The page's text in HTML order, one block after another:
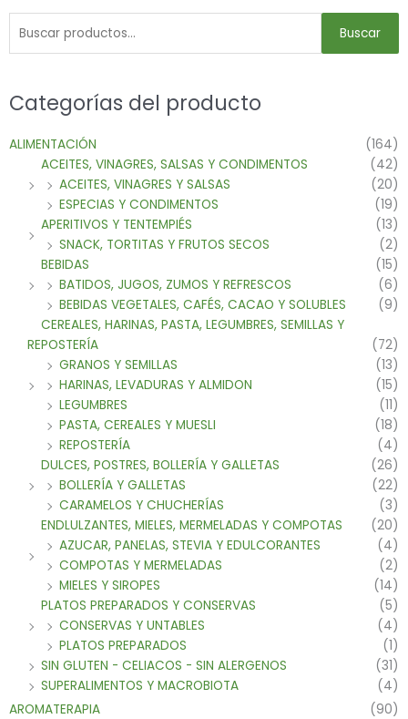
Buscar
Categorías del producto
ALIMENTACIÓN
(164)
ACEITES, VINAGRES, SALSAS Y CONDIMENTOS
(42)
ACEITES, VINAGRES Y SALSAS
(20)
ESPECIAS Y CONDIMENTOS
(19)
APERITIVOS Y TENTEMPIÉS
(13)
SNACK, TORTITAS Y FRUTOS SECOS
(2)
BEBIDAS
(15)
BATIDOS, JUGOS, ZUMOS Y REFRESCOS
(6)
BEBIDAS VEGETALES, CAFÉS, CACAO Y SOLUBLES
(9)
CEREALES, HARINAS, PASTA, LEGUMBRES, SEMILLAS Y
REPOSTERÍA
(72)
GRANOS Y SEMILLAS
(13)
HARINAS, LEVADURAS Y ALMIDON
(15)
LEGUMBRES
(11)
PASTA, CEREALES Y MUESLI
(18)
REPOSTERÍA
(4)
DULCES, POSTRES, BOLLERÍA Y GALLETAS
(26)
BOLLERÍA Y GALLETAS
(22)
CARAMELOS Y CHUCHERÍAS
(3)
ENDLULZANTES, MIELES, MERMELADAS Y COMPOTAS
(20)
AZUCAR, PANELAS, STEVIA Y EDULCORANTES
(4)
COMPOTAS Y MERMELADAS
(2)
MIELES Y SIROPES
(14)
PLATOS PREPARADOS Y CONSERVAS
(5)
CONSERVAS Y UNTABLES
(4)
PLATOS PREPARADOS
(1)
SIN GLUTEN - CELIACOS - SIN ALERGENOS
(31)
SUPERALIMENTOS Y MACROBIOTA
(4)
AROMATERAPIA
(90)